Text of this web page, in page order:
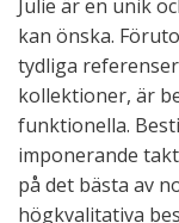
Julie är en unik
kan önska.
tydliga
kollektioner, är
funktionella.
imponerande
på det bästa av
högkvalitativa